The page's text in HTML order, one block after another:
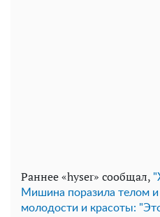
Раннее «hyser» сообщал,
Мишина поразила телом и
молодости и красоты: